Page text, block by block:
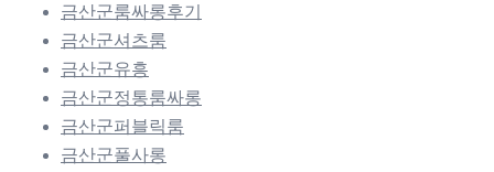
금산군룸싸롱후기
금산군셔츠룸
금산군유흥
금산군정통룸싸롱
금산군퍼블릭룸
금산군풀사롱